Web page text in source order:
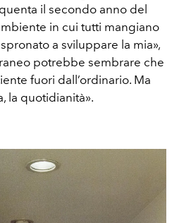
il secondo anno del
in cui tutti mangiano
a sviluppare la mia»,
potrebbe sembrare che
fuori dall’ordinario. Ma
la quotidianità».